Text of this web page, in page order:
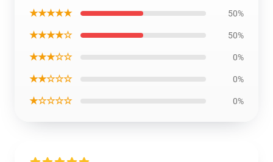
★★★★★ 50%
★★★★☆ 50%
★★★☆☆ 0%
★★☆☆☆ 0%
★☆☆☆☆ 0%